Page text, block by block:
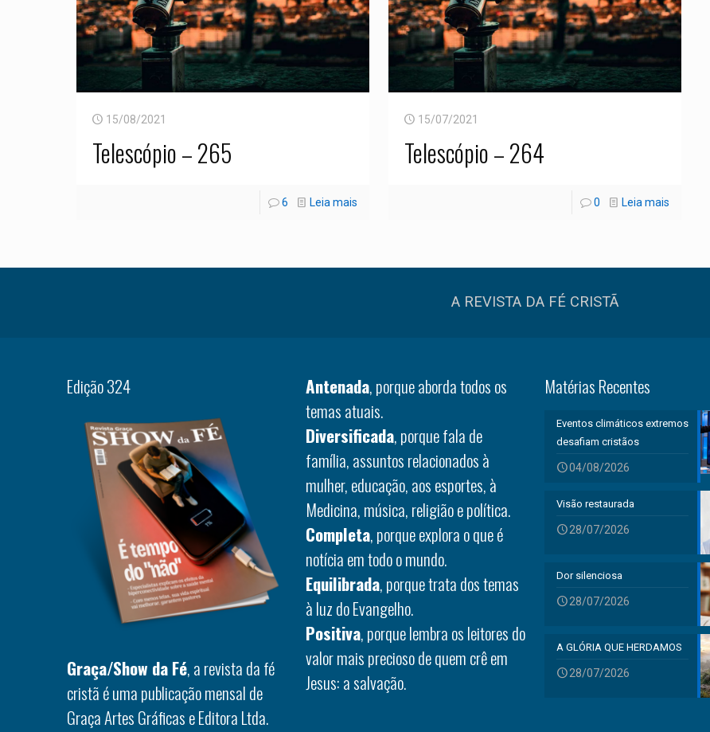
15/08/2021
Telescópio – 265
6 Leia mais
15/07/2021
Telescópio – 264
0 Leia mais
A REVISTA DA FÉ CRISTÃ
Edição 324
Graça/Show da Fé, a revista da fé
cristã é uma publicação mensal de
Graça Artes Gráficas e Editora Ltda.
Antenada, porque aborda todos os
temas atuais.
Diversificada, porque fala de
família, assuntos relacionados à
mulher, educação, aos esportes, à
Medicina, música, religião e política.
Completa, porque explora o que é
notícia em todo o mundo.
Equilibrada, porque trata dos temas
à luz do Evangelho.
Positiva, porque lembra os leitores do
valor mais precioso de quem crê em
Jesus: a salvação.
Matérias Recentes
Eventos climáticos extremos
desafiam cristãos
04/08/2026
Visão restaurada
28/07/2026
Dor silenciosa
28/07/2026
A GLÓRIA QUE HERDAMOS
28/07/2026